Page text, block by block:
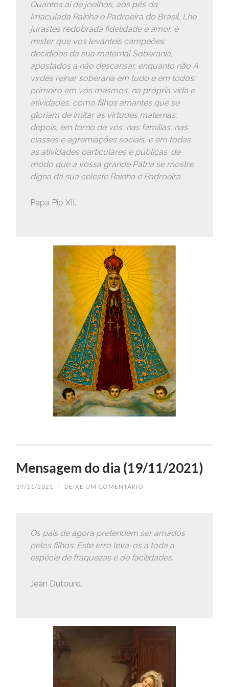
Quantos aí de joelhos, aos pés da
Imaculada Rainha e Padroeira do Brasil, Lhe
jurastes redobrada fidelidade e amor, é
mister que vos levanteis campeões
decididos da sua maternal Soberania,
apostados a não descansar, enquanto não A
virdes reinar soberana em tudo e em todos:
primeiro em vós mesmos, na própria vida e
atividades, como filhos amantes que se
gloriam de imitar as virtudes maternas;
depois, em torno de vós, nas famílias, nas
classes e agremiações sociais, e em todas
as atividades particulares e públicas; de
modo que a vossa grande Pátria se mostre
digna da sua celeste Rainha e Padroeira.
Papa Pio XII.
Mensagem do dia (19/11/2021)
19/11/2021 / DEIXE UM COMENTÁRIO
Os pais de agora pretendem ser amados
pelos filhos. Este erro leva-os a toda a
espécie de fraquezas e de facilidades.
Jean Dutourd.